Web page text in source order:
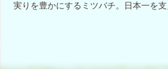
実りを豊かにするミツバチ。日本一を支